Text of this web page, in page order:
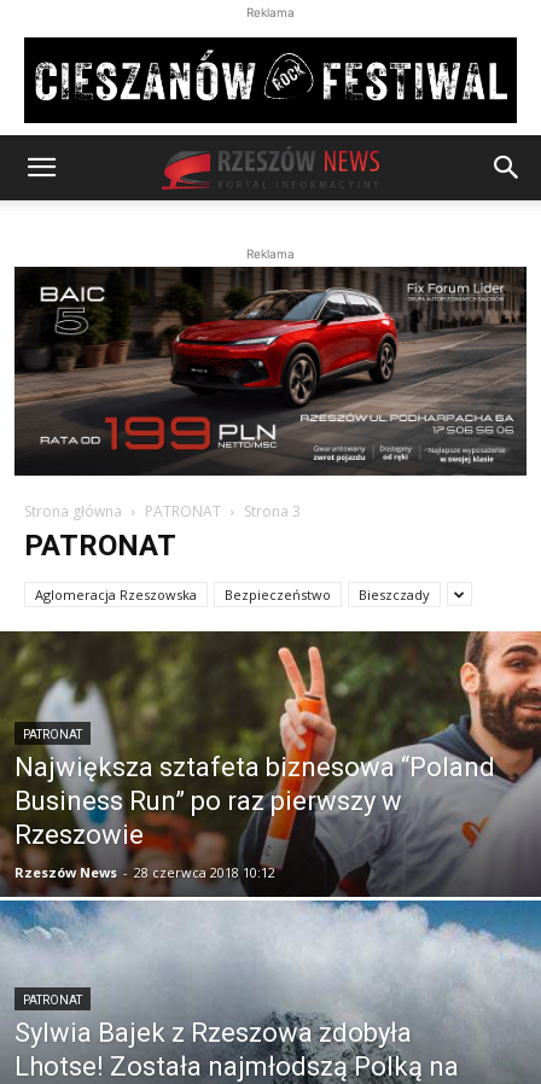
Reklama
Reklama
Strona główna PATRONAT Strona 3
PATRONAT
Aglomeracja Rzeszowska Bezpieczeństwo Bieszczady
PATRONAT
Największa sztafeta biznesowa “Poland
Business Run” po raz pierwszy w
Rzeszowie
Rzeszów News - 28 czerwca 2018 10:12
PATRONAT
Sylwia Bajek z Rzeszowa zdobyła
Lhotse! Została najmłodszą Polką na